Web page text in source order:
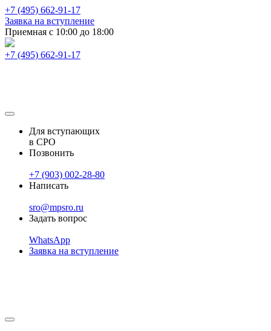
+7 (495) 662-91-17
Заявка на вступление
Приемная с 10:00 до 18:00
+7 (495) 662-91-17
Для вступающих
в СРО
Позвонить
+7 (903) 002-28-80
Написать
sro@mpsro.ru
Задать вопрос
WhatsApp
Заявка на вступление